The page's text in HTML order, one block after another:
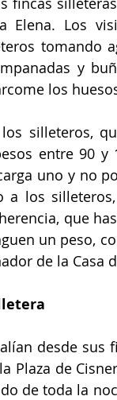
Elena. Los
tomando
y
los
silleteros,
entre 90
uno y no
a los
que
un peso,
de la Casa
desde
Plaza de
de toda la